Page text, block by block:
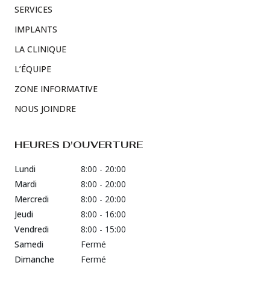
SERVICES
IMPLANTS
LA CLINIQUE
L’ÉQUIPE
ZONE INFORMATIVE
NOUS JOINDRE
HEURES D'OUVERTURE
Lundi
8:00 - 20:00
Mardi
8:00 - 20:00
Mercredi
8:00 - 20:00
Jeudi
8:00 - 16:00
Vendredi
8:00 - 15:00
Samedi
Fermé
Dimanche
Fermé